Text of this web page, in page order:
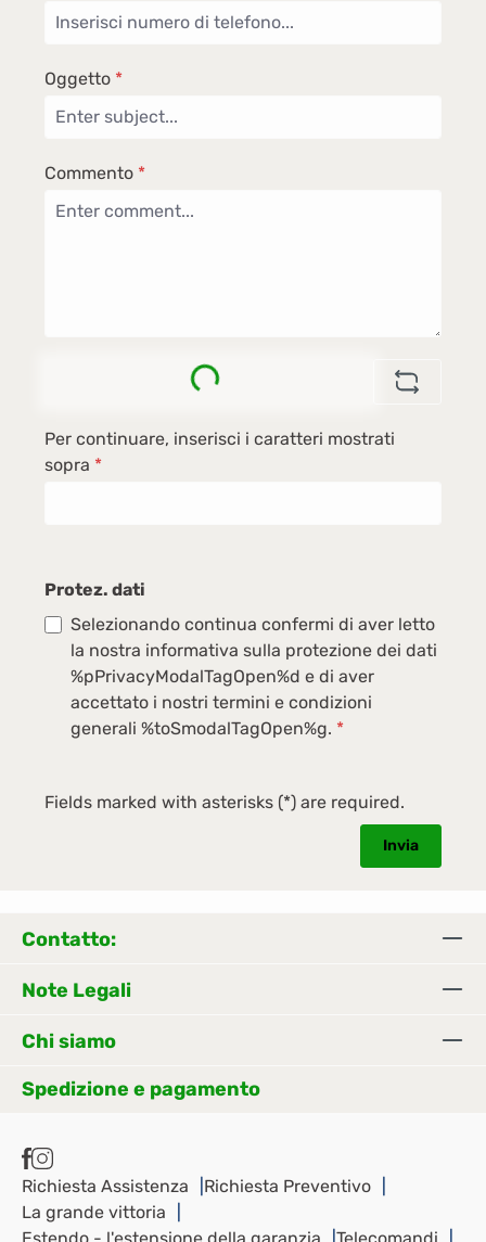
Oggetto *
Commento *
Loading...
Per continuare, inserisci i caratteri mostrati
sopra *
Protez. dati
Selezionando continua confermi di aver letto
la nostra informativa sulla protezione dei dati
%pPrivacyModalTagOpen%d e di aver
accettato i nostri termini e condizioni
generali %toSmodalTagOpen%g. *
Fields marked with asterisks (*) are required.
Invia
Contatto:
Note Legali
Chi siamo
Spedizione e pagamento
Richiesta Assistenza
Richiesta Preventivo
La grande vittoria